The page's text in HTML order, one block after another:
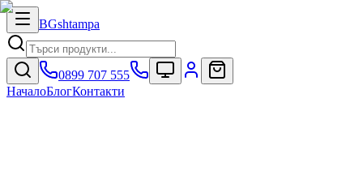
BGshtampa
0899 707 555
НачалоБлогКонтакти